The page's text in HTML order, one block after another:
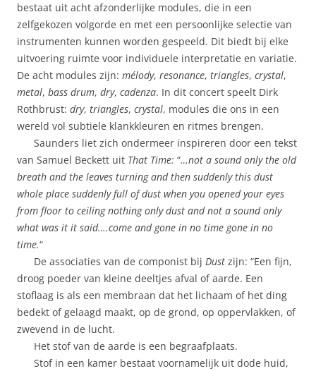
bestaat uit acht afzonderlijke modules, die in een
zelfgekozen volgorde en met een persoonlijke selectie van
instrumenten kunnen worden gespeeld. Dit biedt bij elke
uitvoering ruimte voor individuele interpretatie en variatie.
De acht modules zijn: mélody, resonance, triangles, crystal,
metal, bass drum, dry, cadenza. In dit concert speelt Dirk
Rothbrust: dry, triangles, crystal, modules die ons in een
wereld vol subtiele klankkleuren en ritmes brengen.
Saunders liet zich ondermeer inspireren door een tekst
van Samuel Beckett uit That Time: “…not a sound only the old
breath and the leaves turning and then suddenly this dust
whole place suddenly full of dust when you opened your eyes
from floor to ceiling nothing only dust and not a sound only
what was it it said….come and gone in no time gone in no
time.“
De associaties van de componist bij Dust zijn: “Een fijn,
droog poeder van kleine deeltjes afval of aarde. Een
stoflaag is als een membraan dat het lichaam of het ding
bedekt of gelaagd maakt, op de grond, op oppervlakken, of
zwevend in de lucht.
Het stof van de aarde is een begraafplaats.
Stof in een kamer bestaat voornamelijk uit dode huid,